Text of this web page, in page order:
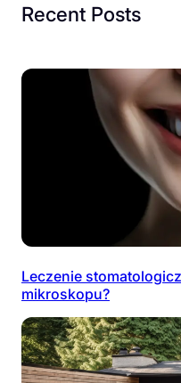
Recent Posts
Leczenie
mikroskopu?